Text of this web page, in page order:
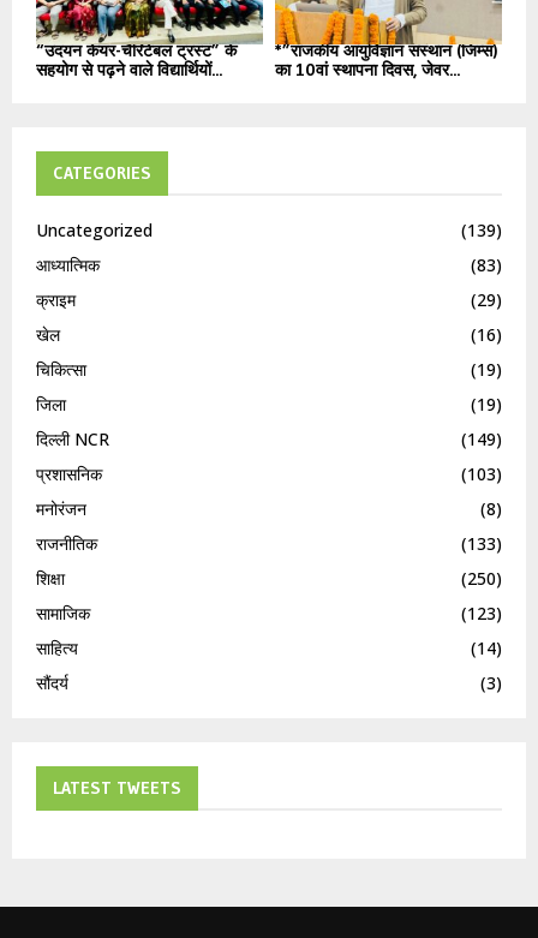
“उदयन केयर-चैरिटेबल ट्रस्ट” के
सहयोग से पढ़ने वाले विद्यार्थियों...
*”राजकीय आयुर्विज्ञान संस्थान (जिम्स)
का 10वां स्थापना दिवस, जेवर...
CATEGORIES
Uncategorized
(139)
आध्यात्मिक
(83)
क्राइम
(29)
खेल
(16)
चिकित्सा
(19)
जिला
(19)
दिल्ली NCR
(149)
प्रशासनिक
(103)
मनोरंजन
(8)
राजनीतिक
(133)
शिक्षा
(250)
सामाजिक
(123)
साहित्य
(14)
सौंदर्य
(3)
LATEST TWEETS